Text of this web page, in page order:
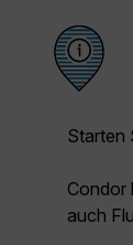
Starten
Condor
auch